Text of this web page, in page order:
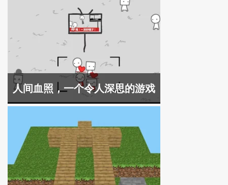
人间血照，一个令人深思的游戏